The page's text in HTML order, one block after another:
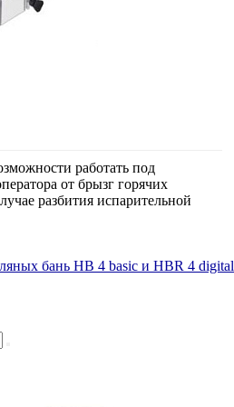
работать под
от брызг горячих
разбития испарительной
бань HB 4 basic и HBR 4 digital